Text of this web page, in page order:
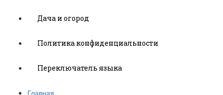
Дача и огород
Политика конфиденциальности
Переключатель языка
Главная